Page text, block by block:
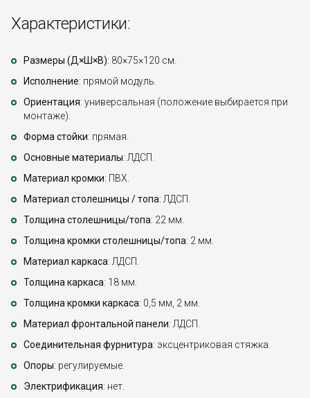
Характеристики:
Размеры (Д×Ш×В): 80×75×120 см.
Исполнение: прямой модуль.
Ориентация: универсальная (положение выбирается при
монтаже).
Форма стойки: прямая.
Основные материалы: ЛДСП.
Материал кромки: ПВХ.
Материал столешницы / топа: ЛДСП.
Толщина столешницы/топа: 22 мм.
Толщина кромки столешницы/топа: 2 мм.
Материал каркаса: ЛДСП.
Толщина каркаса: 18 мм.
Толщина кромки каркаса: 0,5 мм, 2 мм.
Материал фронтальной панели: ЛДСП.
Соединительная фурнитура: эксцентриковая стяжка.
Опоры: регулируемые.
Электрификация: нет.